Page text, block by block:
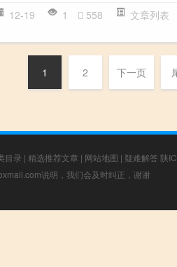
12-19 1 558 文章列表
1 2 下一页
目录 | 精选推荐文章 | 网站地图 | 疑难解答 陕
说明，我们会及时纠正，谢谢